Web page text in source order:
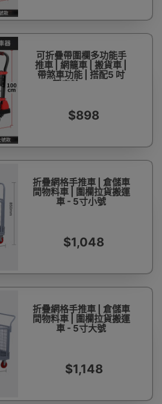
可折疊帶圍欄多功能手
推車 | 網籠車 | 搬貨車 |
帶煞車功能 | 搭配5 吋
TPR 靜音輪 - 88*58cm
$898
折疊網格手推車 | 倉儲車
間物料車 | 圍欄拉貨搬運
車 - 5寸小號
$1,048
折疊網格手推車 | 倉儲車
間物料車 | 圍欄拉貨搬運
車 - 5寸大號
$1,148